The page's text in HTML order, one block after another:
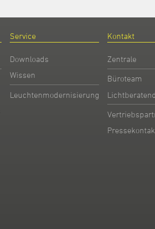
Service
Downloads
Wissen
Leuchtenmodernisierung
Kontakt
Zentrale
Büroteam